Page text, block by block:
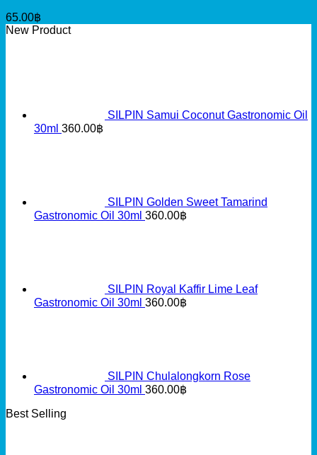
65.00฿
New Product
SILPIN Samui Coconut Gastronomic Oil
30ml 360.00฿
SILPIN Golden Sweet Tamarind
Gastronomic Oil 30ml 360.00฿
SILPIN Royal Kaffir Lime Leaf
Gastronomic Oil 30ml 360.00฿
SILPIN Chulalongkorn Rose
Gastronomic Oil 30ml 360.00฿
Best Selling